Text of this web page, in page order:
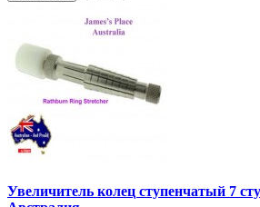
Увеличитель колец ступенчатый 7